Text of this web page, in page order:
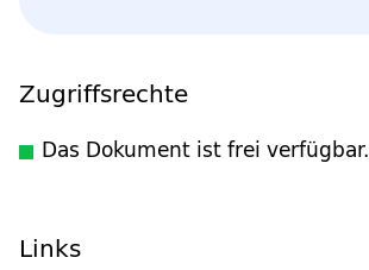
Zugriffsrechte
Das Dokument ist frei verfügbar.
Links